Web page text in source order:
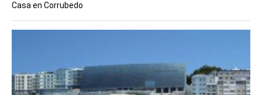
Casa en Corrubedo